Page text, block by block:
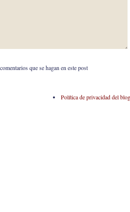
que se hagan en este post
Política de privacidad del